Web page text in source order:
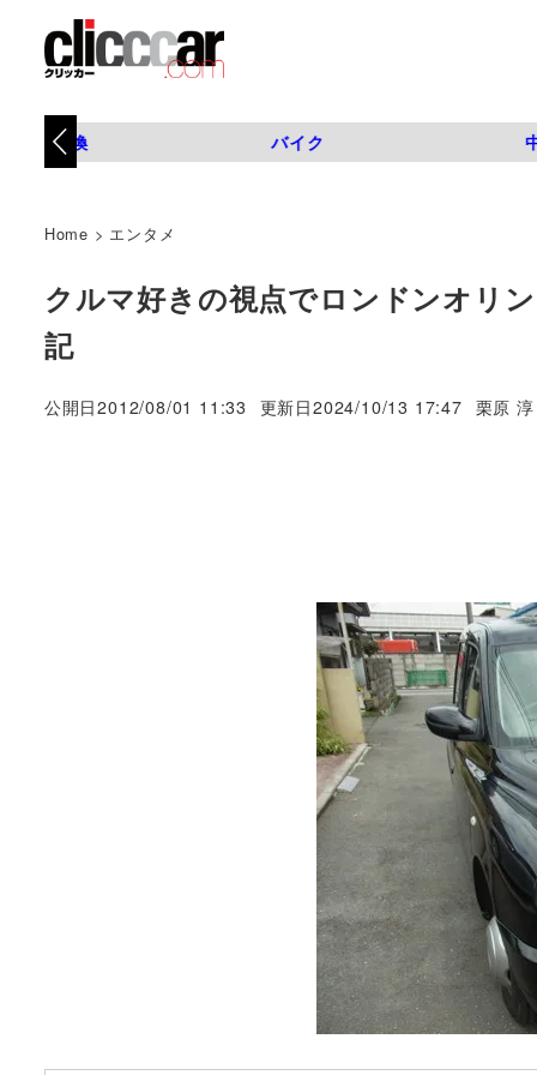
タイヤ交換 バイク
Home > エンタメ
クルマ好きの視点でロンドンオリ
記
公開日2012/08/01 11:33 更新日2024/10/13 17:47 著
栗原 淳